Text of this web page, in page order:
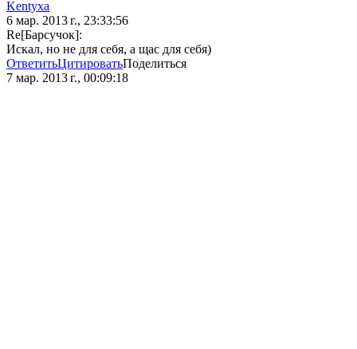
Kentyxa
6 мар. 2013 г., 23:33:56
Re[Барсучок]:
Искал, но не для себя, а щас для себя)
ОтветитьЦитироватьПоделиться
7 мар. 2013 г., 00:09:18